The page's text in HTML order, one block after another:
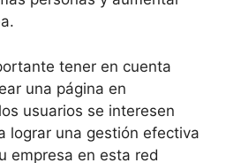
tener en cuenta
una página en
usuarios se interesen
lograr una gestión efectiva
empresa en esta red